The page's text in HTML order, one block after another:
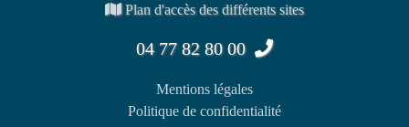
Plan d'accès des différents sites
04 77 82 80 00
Mentions légales
Politique de confidentialité